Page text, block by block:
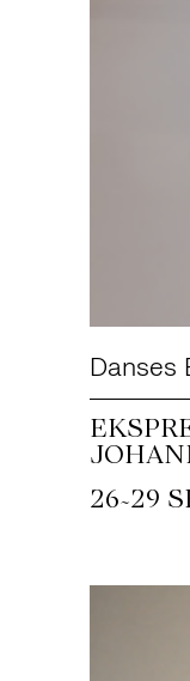
Danses
26~29